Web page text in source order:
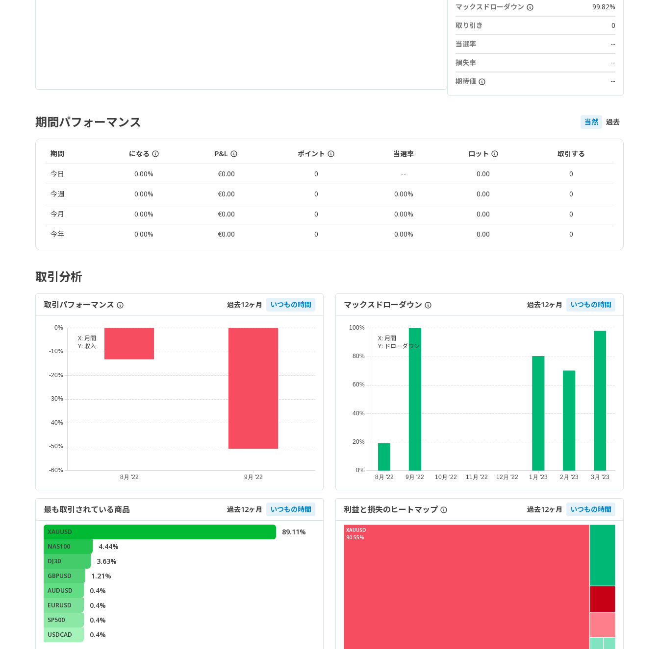
マックスドローダウン
99.82%
取り引き
0
当選率
--
損失率
--
期待値
--
期間パフォーマンス 当然 過去
期間 になる P&L ポイント 当選率 ロット 取引する
今日 0.00% €0.00 0 -- 0.00 0
今週 0.00% €0.00 0 0.00% 0.00 0
今月 0.00% €0.00 0 0.00% 0.00 0
今年 0.00% €0.00 0 0.00% 0.00 0
取引分析
取引パフォーマンス 過去12ヶ月 いつもの時間
X: 月間
Y: 収入
マックスドローダウン 過去12ヶ月 いつもの時間
X: 月間
Y: ドローダウン
最も取引されている商品 過去12ヶ月 いつもの時間
XAUUSD 89.11%
NAS100 4.44%
DJ30 3.63%
GBPUSD 1.21%
AUDUSD 0.4%
EURUSD 0.4%
SP500 0.4%
USDCAD 0.4%
利益と損失のヒートマップ 過去12ヶ月 いつもの時間
XAUUSD
90.55%